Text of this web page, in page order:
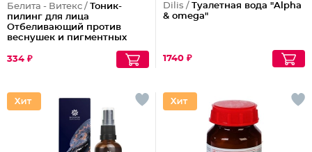
Белита - Витекс / Тоник-
пилинг для лица
Отбеливающий против
веснушек и пигментных
334 ₽
Dilis / Туалетная вода "Alpha
& omega"
1740 ₽